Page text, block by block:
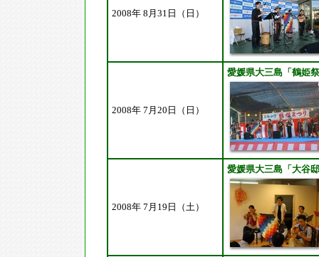
2008年 8月31日（日）
2008年 7月20日（日）
愛媛県大三島「鶴姫
2008年 7月19日（土）
愛媛県大三島「大谷